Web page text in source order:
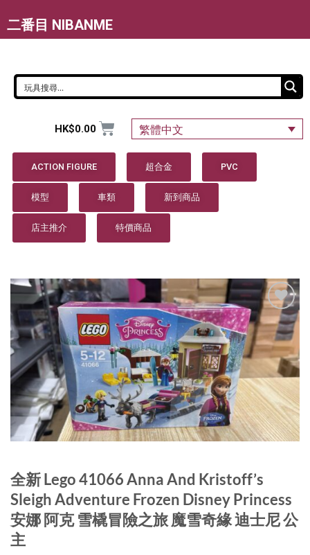
二番目 NIBANME
HK$0.00 繁體中文
ACTION FIGURE 超合金 PVC
模型 車類 新到商品
店主推介 特價商品
全新 Lego 41066 Anna And Kristoff’s
Sleigh Adventure Frozen Disney Princess
安娜 阿克 雪橇冒險之旅 魔雪奇緣 迪士尼 公
主